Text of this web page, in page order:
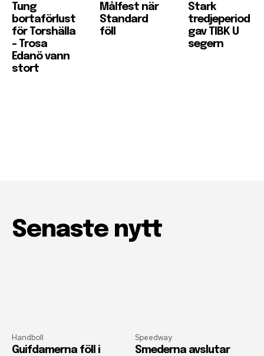
Tung
bortaförlust
för Torshälla
– Trosa
Edanö vann
stort
Målfest när
Standard
föll
Stark
tredjeperiod
gav TIBK U
segern
Senaste nytt
Handboll
Guifdamerna föll i
Speedway
Smederna avslutar